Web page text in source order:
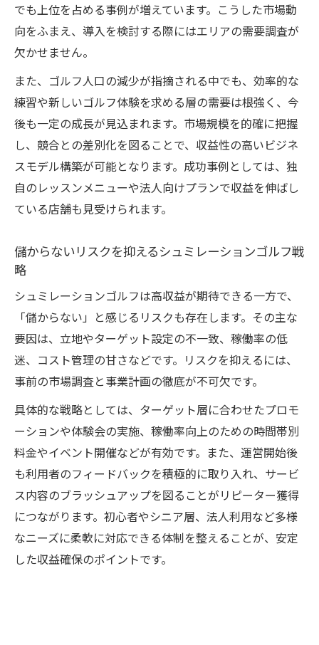
でも上位を占める事例が増えています。こうした市場動
向をふまえ、導入を検討する際にはエリアの需要調査が
欠かせません。
また、ゴルフ人口の減少が指摘される中でも、効率的な
練習や新しいゴルフ体験を求める層の需要は根強く、今
後も一定の成長が見込まれます。市場規模を的確に把握
し、競合との差別化を図ることで、収益性の高いビジネ
スモデル構築が可能となります。成功事例としては、独
自のレッスンメニューや法人向けプランで収益を伸ばし
ている店舗も見受けられます。
儲からないリスクを抑えるシュミレーションゴルフ戦
略
シュミレーションゴルフは高収益が期待できる一方で、
「儲からない」と感じるリスクも存在します。その主な
要因は、立地やターゲット設定の不一致、稼働率の低
迷、コスト管理の甘さなどです。リスクを抑えるには、
事前の市場調査と事業計画の徹底が不可欠です。
具体的な戦略としては、ターゲット層に合わせたプロモ
ーションや体験会の実施、稼働率向上のための時間帯別
料金やイベント開催などが有効です。また、運営開始後
も利用者のフィードバックを積極的に取り入れ、サービ
ス内容のブラッシュアップを図ることがリピーター獲得
につながります。初心者やシニア層、法人利用など多様
なニーズに柔軟に対応できる体制を整えることが、安定
した収益確保のポイントです。